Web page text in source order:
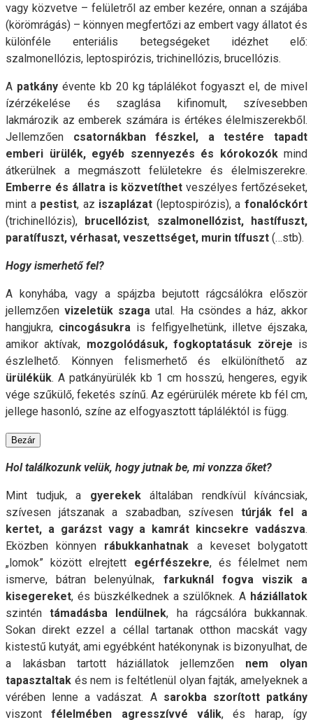
vagy közvetve – felületről az ember kezére, onnan a szájába
(körömrágás) – könnyen megfertőzi az embert vagy állatot és
különféle enteriális betegségeket idézhet elő:
szalmonellózis, leptospirózis, trichinellózis, brucellózis.
A patkányévente kb 20 kg táplálékot fogyaszt el, de mivel
ízérzékelése és szaglása kifinomult, szívesebben
lakmározik az emberek számára is értékes élelmiszerekből.
Jellemzően csatornákban fészkel, a testére tapadt
emberi ürülék, egyéb szennyezés és kórokozókmind
átkerülnek a megmászott felületekre és élelmiszerekre.
Emberre és állatra is közvetíthet veszélyes fertőzéseket,
mint a pestist, az iszaplázat (leptospirózis), afonalóckórt
(trichinellózis), brucellózist, szalmonellózist, hastífuszt,
paratífuszt, vérhasat, veszettséget, murin tífuszt (…stb).
Hogy ismerhető fel?
A konyhába, vagy a spájzba bejutott rágcsálókra először
jellemzőenvizeletük szaga utal. Ha csöndes a ház, akkor
hangjukra, cincogásukra is felfigyelhetünk, illetve éjszaka,
amikor aktívak, mozgolódásuk, fogkoptatásuk zöreje is
észlelhető. Könnyen felismerhető és elkülöníthető az
ürülékük. A patkányürülék kb 1 cm hosszú, hengeres, egyik
vége szűkülő, feketés színű. Az egérürülék mérete kb fél cm,
jellege hasonló, színe az elfogyasztott tápláléktól is függ.
Bezár
Hol találkozunk velük, hogy jutnak be, mi vonzza őket?
Mint tudjuk, a gyerekekáltalában rendkívül kíváncsiak,
szívesen játszanak a szabadban, szívesen túrják fel a
kertet, a garázst vagy a kamrát kincsekre vadászva.
Eközben könnyen rábukkanhatnak a keveset bolygatott
„lomok” között elrejtett egérfészekre, és félelmet nem
ismerve, bátran belenyúlnak, farkuknál fogva viszik a
kisegereket, és büszkélkednek a szülőknek. A háziállatok
szinténtámadásba lendülnek, ha rágcsálóra bukkannak.
Sokan direkt ezzel a céllal tartanak otthon macskát vagy
kistestű kutyát, ami egyébként hatékonynak is bizonyulhat, de
a lakásban tartott háziállatok jellemzően nem olyan
tapasztaltak és nem is feltétlenül olyan fajták, amelyeknek a
vérében lenne a vadászat. A sarokba szorított patkány
viszont félelmében agresszívvé válik, és harap, így